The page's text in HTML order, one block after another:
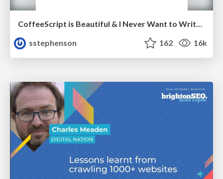
CoffeeScript is Beautiful & I Never Want to Write Plain JavaScript Again
sstephenson
162 16k